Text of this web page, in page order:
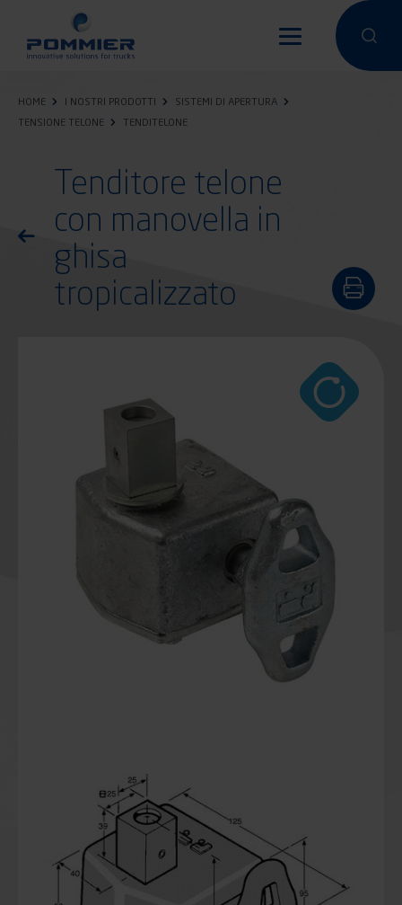
contenuto
Condurre
HOME I NOSTRI PRODOTTI
SISTEMI DI APERTURA
TENSIONE TELONE
TENDITELONE
Torna all'elenco dei prodotti
Tenditore telone
con manovella in
ghisa
tropicalizzato